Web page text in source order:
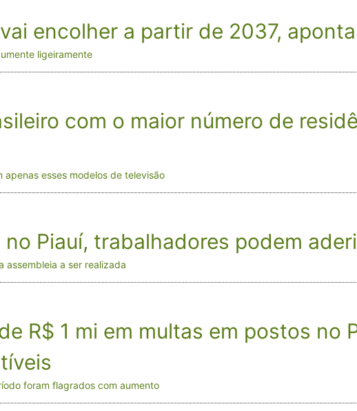
encolher a partir de 2037, aponta
ligeiramente
com o maior número de
apenas esses modelos de televisão
no Piauí, trabalhadores podem
assembleia a ser realizada
R$ 1 mi em multas em postos no
foram flagrados com aumento